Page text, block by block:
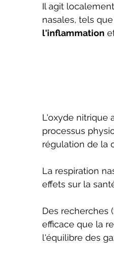
Il agit
nasales, tels
l'inflammation
L'oxyde nitrique
processus
régulation de la
La respiration
effets sur la
Des recherches
efficace que la
l'équilibre des